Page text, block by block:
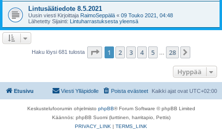
Lintusäätiedote 8.5.2021
Uusin viesti Kirjoittaja RaimoSeppälä « 09 Touko 2021, 04:48
Lähetetty Sijainti: Lintuharrastuksesta yleensä
Haku löysi 681 tulosta Sivu /28
1 2 3 4 5 28
Hyppää
Etusivu Kaikki ajat ovat UTC+02:00
Poista evästeet
Viesti Ylläpidolle
Keskustelufoorumin ohjelmisto phpBB® Forum Software © phpBB Limited
Käännös: phpBB Suomi (lurttinen, harritapio, Pettis)
PRIVACY_LINK | TERMS_LINK